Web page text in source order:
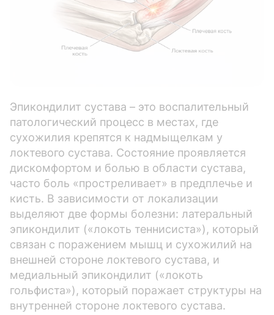
Эпикондилит сустава – это воспалительный
патологический процесс в местах, где
сухожилия крепятся к надмыщелкам у
локтевого сустава. Состояние проявляется
дискомфортом и болью в области сустава,
часто боль «простреливает» в предплечье и
кисть. В зависимости от локализации
выделяют две формы болезни: латеральный
эпикондилит («локоть теннисиста»), который
связан с поражением мышц и сухожилий на
внешней стороне локтевого сустава, и
медиальный эпикондилит («локоть
гольфиста»), который поражает структуры на
внутренней стороне локтевого сустава.